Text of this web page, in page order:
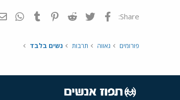
Share: פייסבוק Twitter
Reddit
Pinterest
Tumblr
פורומים גאווה תרבות נשים בלבד